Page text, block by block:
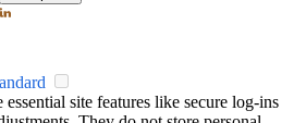
essential site features like secure log-ins